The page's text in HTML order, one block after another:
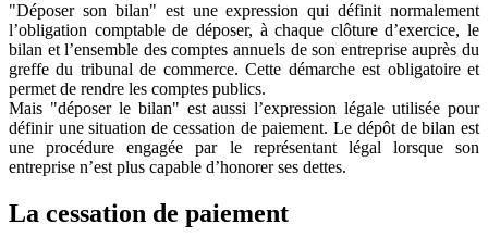
"Déposer son bilan" est une expression qui définit normalement
l’obligation comptable de déposer, à chaque clôture d’exercice, le
bilan et l’ensemble des comptes annuels de son entreprise auprès du
greffe du tribunal de commerce. Cette démarche est obligatoire et
permet de rendre les comptes publics.
Mais "déposer le bilan" est aussi l’expression légale utilisée pour
définir une situation de cessation de paiement. Le dépôt de bilan est
une procédure engagée par le représentant légal lorsque son
entreprise n’est plus capable d’honorer ses dettes.
La cessation de paiement